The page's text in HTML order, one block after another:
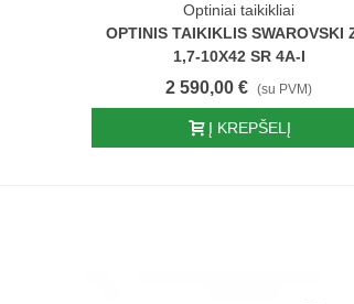
Optiniai taikikliai
OPTINIS TAIKIKLIS SWAROVSKI
1,7-10X42 SR 4A-I
2 590,00 € (su PVM)
Į KREPŠELĮ